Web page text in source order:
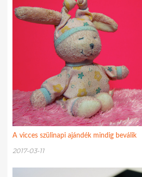
A vicces szülinapi ajándék mindig beválik
2017-03-11